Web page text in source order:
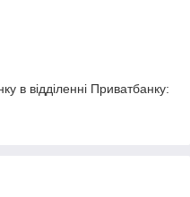
в відділенні Приватбанку: